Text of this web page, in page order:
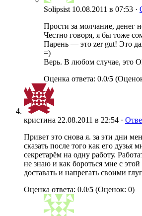
Solipsist 10.08.2011 в 07:53 ·
Прости за молчание, денег
Честно говоря, я бы тоже
Парень — это zer gut! Это
=)
Верь. В любом случае, это
Оценка ответа: 0.0/5
кристина 22.08.2011 в 22:54 ·
Привет это снова я. за эти дни
сказать после того как его
секретарём на одну работу.
не знаю и как бороться мне с
доставать и напрегать своими
Оценка ответа: 0.0/5 (Оценок: 0)